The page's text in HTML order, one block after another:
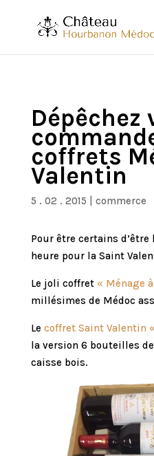
Dépêchez
coffrets
Valentin
5 . 02 . 2015 commerce
Pour être certains
heure pour la Saint
Le joli coffret « Ménage
millésimes de Médoc
Le coffret Saint Valentin
la version 6 bouteilles
caisse bois.